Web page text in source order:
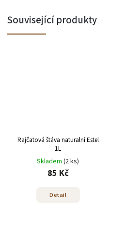
Související produkty
Rajčatová štáva naturalní Estel
1L
Skladem (2 ks)
85 Kč
Detail